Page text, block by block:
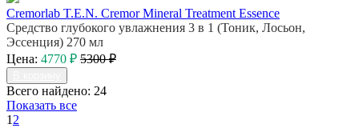
Cremorlab T.E.N. Cremor Mineral Treatment Essence
Средство глубокого увлажнения 3 в 1 (Тоник, Лосьон,
Эссенция) 270 мл
Цена: 4770 ₽ 5300 ₽
Всего найдено: 24
Показать все
1 2